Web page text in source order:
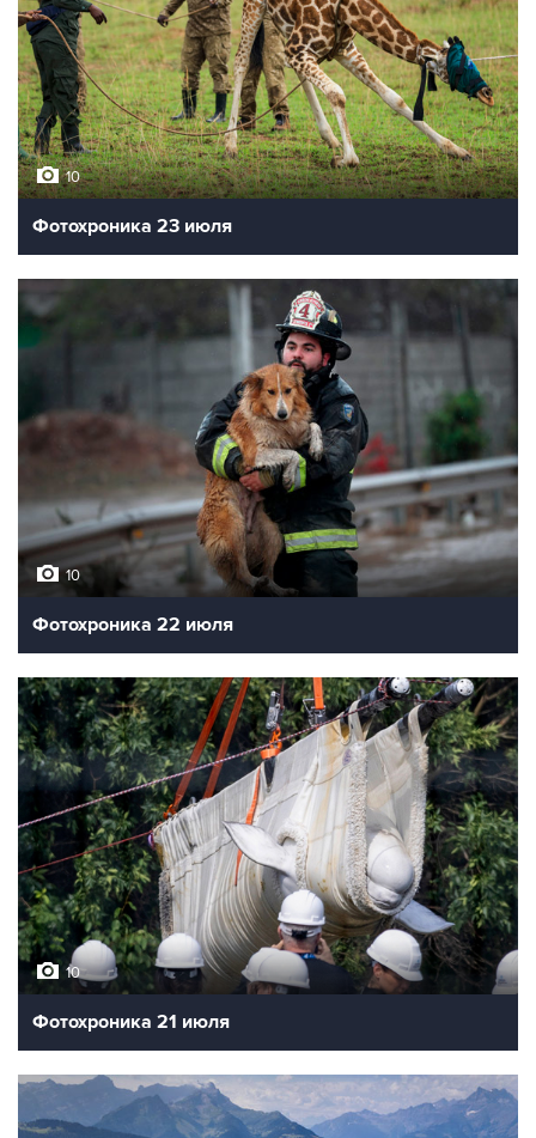
10
Фотохроника 23 июля
10
Фотохроника 22 июля
10
Фотохроника 21 июля